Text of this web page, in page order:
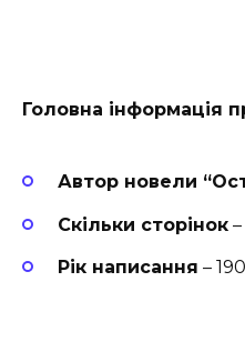
Головна інформація
Автор новели
Скільки сторінок –
Рік написання –